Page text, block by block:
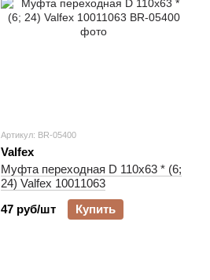
Артикул: BR-05400
Valfex
Муфта переходная D 110х63 * (6;
24) Valfex 10011063
47 руб/шт
Купить